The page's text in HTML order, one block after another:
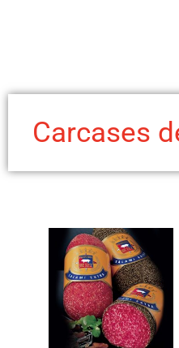
Carcases